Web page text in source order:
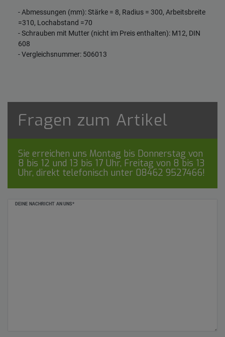
- Abmessungen (mm): Stärke = 8, Radius = 300, Arbeitsbreite
=310, Lochabstand =70
- Schrauben mit Mutter (nicht im Preis enthalten): M12, DIN
608
- Vergleichsnummer: 506013
Fragen zum Artikel
Sie erreichen uns Montag bis Donnerstag von
8 bis 12 und 13 bis 17 Uhr, Freitag von 8 bis 13
Uhr, direkt telefonisch unter 08462 9527466!
DEINE NACHRICHT AN UNS*
Ceres::Template.mailFormHoneypotLabel